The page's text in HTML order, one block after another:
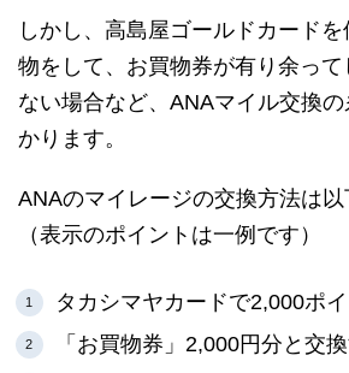
しかし、高島屋ゴールドカード
物をして、お買物券が有り余っ
ない場合など、ANAマイル交換
かります。
ANAのマイレージの交換方法は以
（表示のポイントは一例です）
タカシマヤカードで2,000ポ
「お買物券」2,000円分と交